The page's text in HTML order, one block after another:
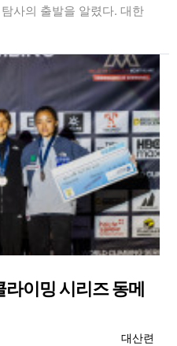
사의 출발을 알렸다. 대한
이밍 시리즈 동메
등록자
대산련